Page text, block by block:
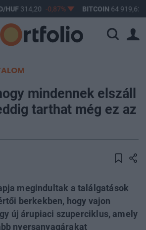
HUF314,20 -0,87% BITCOIN64 919,62
mindennek elszáll
tarthat még ez az
megindultak a találgatások
berkekben, hogy vajon
új árupiaci szuperciklus, amely
nyersanyagárakat